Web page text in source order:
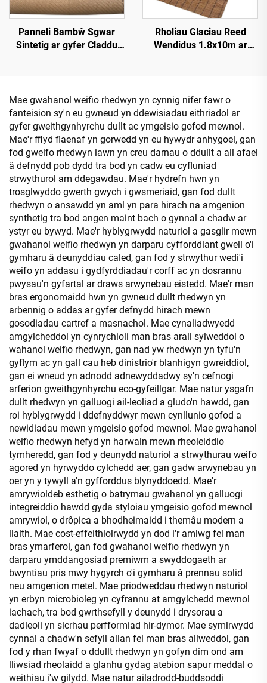
Panneli Bambŵ Sgwar
Sintetig ar gyfer Claddu
Rholiau Glaciau Reed
Wendidus 1.8x10m ar
Mae gwahanol weifio rhedwyn yn cynnig nifer fawr o
fanteision sy'n eu gwneud yn ddewisiadau eithriadol ar
gyfer gweithgynhyrchu dullt ac ymgeisio gofod mewnol.
Mae'r fflyd flaenaf yn gorwedd yn eu hywydr anhygoel, gan
fod gweifo rhedwyn iawn yn creu darnau o ddullt a all afael
â defnydd pob dydd tra bod yn cadw eu cyfluniad
strwythurol am ddegawdau. Mae'r hydrefn hwn yn
trosglwyddo gwerth gwych i gwsmeriaid, gan fod dullt
rhedwyn o ansawdd yn aml yn para hirach na amgenion
synthetig tra bod angen maint bach o gynnal a chadw ar
ystyr eu bywyd. Mae'r hyblygrwydd naturiol a gasglir mewn
gwahanol weifio rhedwyn yn darparu cyfforddiant gwell o'i
gymharu â deunyddiau caled, gan fod y strwythur wedi'i
weifo yn addasu i gydfyrddiadau'r corff ac yn dosrannu
pwysau'n gyfartal ar draws arwynebau eistedd. Mae'r man
bras ergonomaidd hwn yn gwneud dullt rhedwyn yn
arbennig o addas ar gyfer defnydd hirach mewn
gosodiadau cartref a masnachol. Mae cynaliadwyedd
amgylcheddol yn cynrychioli man bras arall sylweddol o
wahanol weifio rhedwyn, gan nad yw rhedwyn yn tyfu'n
gyflym ac yn gall cau heb dinistrio'r blanhigyn gwreiddiol,
gan ei wneud yn adnodd adnewyddadwy sy'n cefnogi
arferion gweithgynhyrchu eco-gyfeillgar. Mae natur ysgafn
dullt rhedwyn yn galluogi ail-leoliad a gludo'n hawdd, gan
roi hyblygrwydd i ddefnyddwyr mewn cynllunio gofod a
newidiadau mewn ymgeisio gofod mewnol. Mae gwahanol
weifio rhedwyn hefyd yn harwain mewn rheoleiddio
tymheredd, gan fod y deunydd naturiol a strwythurau weifo
agored yn hyrwyddo cylchedd aer, gan gadw arwynebau yn
oer yn y tywyll a'n gyfforddus blynyddoedd. Mae'r
amrywioldeb esthetig o batrymau gwahanol yn galluogi
integreiddio hawdd gyda styloiau ymgeisio gofod mewnol
amrywiol, o drôpica a bhodheimaidd i themâu modern a
llaith. Mae cost-effeithiolrwydd yn dod i'r amlwg fel man
bras ymarferol, gan fod gwahanol weifio rhedwyn yn
darparu ymddangosiad premiwm a swyddogaeth ar
bwyntiau pris mwy hygyrch o'i gymharu â prennau solid
neu amgenion metel. Mae priodweddau rhedwyn naturiol
yn erbyn microbioleg yn cyfrannu at amgylchedd mewnol
iachach, tra bod gwrthsefyll y deunydd i drysorau a
dadleoli yn sicrhau perfformiad hir-dymor. Mae symlrwydd
cynnal a chadw'n sefyll allan fel man bras allweddol, gan
fod y rhan fwyaf o ddullt rhedwyn yn gofyn dim ond am
lliwsiad rheolaidd a glanhu gydag atebion sapur meddal o
weithiau i'w gilydd. Mae natur ailadrodd-buddsoddi